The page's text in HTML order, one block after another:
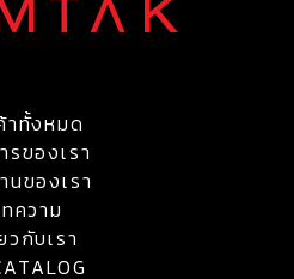
าทั้งหมด
รของเรา
นของเรา
ความ
วกับเรา